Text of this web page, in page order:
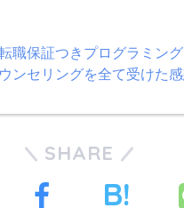
転職保証つきプログラミン
ンセリングを全て受けた
SHARE